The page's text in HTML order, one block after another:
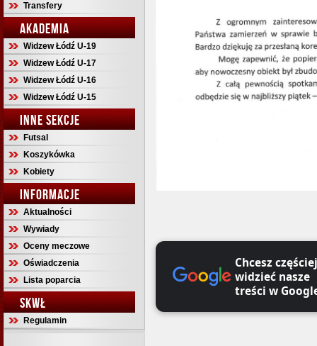
Transfery
AKADEMIA
Widzew Łódź U-19
Widzew Łódź U-17
Widzew Łódź U-16
Widzew Łódź U-15
INNE SEKCJE
Futsal
Koszykówka
Kobiety
INFORMACJE
Aktualności
Wywiady
Oceny meczowe
Oświadczenia
Lista poparcia
SKWŁ
Regulamin
Chcesz częściej
widzieć nasze
treści w